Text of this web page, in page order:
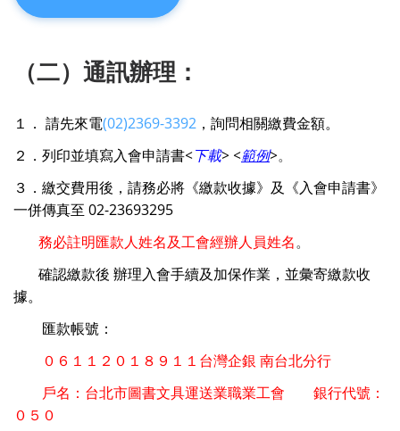
（二）通訊辦理：
１． 請先來電(02)2369-3392 ，詢問相關繳費金額。
２．列印並填寫入會申請書<下載> <範例>。
３．繳交費用後，請務必將《繳款收據》及《入會申請書》
一併傳真至 02-23693295
務必註明匯款人姓名及工會經辦人員姓名。
確認繳款後 辦理入會手續及加保作業，並彙寄繳款收
據。
匯款帳號：
０６１１２０１８９１１台灣企銀 南台北分行
戶名：台北市圖書文具運送業職業工會 銀行代號：
０５０